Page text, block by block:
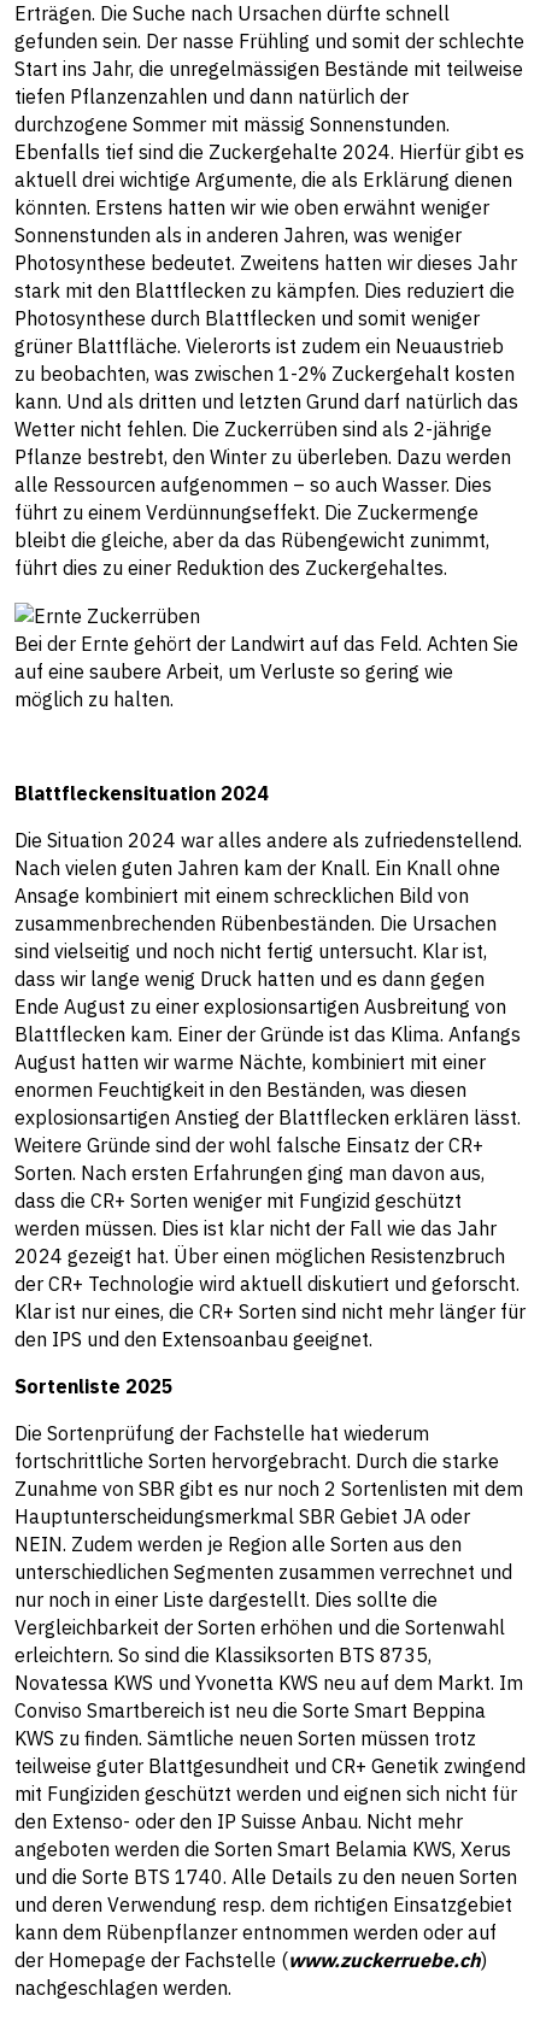
Erträgen. Die Suche nach Ursachen dürfte schnell
gefunden sein. Der nasse Frühling und somit der schlechte
Start ins Jahr, die unregelmässigen Bestände mit teilweise
tiefen Pflanzenzahlen und dann natürlich der
durchzogene Sommer mit mässig Sonnenstunden.
Ebenfalls tief sind die Zuckergehalte 2024. Hierfür gibt es
aktuell drei wichtige Argumente, die als Erklärung dienen
könnten. Erstens hatten wir wie oben erwähnt weniger
Sonnenstunden als in anderen Jahren, was weniger
Photosynthese bedeutet. Zweitens hatten wir dieses Jahr
stark mit den Blattflecken zu kämpfen. Dies reduziert die
Photosynthese durch Blattflecken und somit weniger
grüner Blattfläche. Vielerorts ist zudem ein Neuaustrieb
zu beobachten, was zwischen 1-2% Zuckergehalt kosten
kann. Und als dritten und letzten Grund darf natürlich das
Wetter nicht fehlen. Die Zuckerrüben sind als 2-jährige
Pflanze bestrebt, den Winter zu überleben. Dazu werden
alle Ressourcen aufgenommen – so auch Wasser. Dies
führt zu einem Verdünnungseffekt. Die Zuckermenge
bleibt die gleiche, aber da das Rübengewicht zunimmt,
führt dies zu einer Reduktion des Zuckergehaltes.
Bei der Ernte gehört der Landwirt auf das Feld. Achten Sie
auf eine saubere Arbeit, um Verluste so gering wie
möglich zu halten.
Blattfleckensituation 2024
Die Situation 2024 war alles andere als zufriedenstellend.
Nach vielen guten Jahren kam der Knall. Ein Knall ohne
Ansage kombiniert mit einem schrecklichen Bild von
zusammenbrechenden Rübenbeständen. Die Ursachen
sind vielseitig und noch nicht fertig untersucht. Klar ist,
dass wir lange wenig Druck hatten und es dann gegen
Ende August zu einer explosionsartigen Ausbreitung von
Blattflecken kam. Einer der Gründe ist das Klima. Anfangs
August hatten wir warme Nächte, kombiniert mit einer
enormen Feuchtigkeit in den Beständen, was diesen
explosionsartigen Anstieg der Blattflecken erklären lässt.
Weitere Gründe sind der wohl falsche Einsatz der CR+
Sorten. Nach ersten Erfahrungen ging man davon aus,
dass die CR+ Sorten weniger mit Fungizid geschützt
werden müssen. Dies ist klar nicht der Fall wie das Jahr
2024 gezeigt hat. Über einen möglichen Resistenzbruch
der CR+ Technologie wird aktuell diskutiert und geforscht.
Klar ist nur eines, die CR+ Sorten sind nicht mehr länger für
den IPS und den Extensoanbau geeignet.
Sortenliste 2025
Die Sortenprüfung der Fachstelle hat wiederum
fortschrittliche Sorten hervorgebracht. Durch die starke
Zunahme von SBR gibt es nur noch 2 Sortenlisten mit dem
Hauptunterscheidungsmerkmal SBR Gebiet JA oder
NEIN. Zudem werden je Region alle Sorten aus den
unterschiedlichen Segmenten zusammen verrechnet und
nur noch in einer Liste dargestellt. Dies sollte die
Vergleichbarkeit der Sorten erhöhen und die Sortenwahl
erleichtern. So sind die Klassiksorten BTS 8735,
Novatessa KWS und Yvonetta KWS neu auf dem Markt. Im
Conviso Smartbereich ist neu die Sorte Smart Beppina
KWS zu finden. Sämtliche neuen Sorten müssen trotz
teilweise guter Blattgesundheit und CR+ Genetik zwingend
mit Fungiziden geschützt werden und eignen sich nicht für
den Extenso- oder den IP Suisse Anbau. Nicht mehr
angeboten werden die Sorten Smart Belamia KWS, Xerus
und die Sorte BTS 1740. Alle Details zu den neuen Sorten
und deren Verwendung resp. dem richtigen Einsatzgebiet
kann dem Rübenpflanzer entnommen werden oder auf
der Homepage der Fachstelle (www.zuckerruebe.ch)
nachgeschlagen werden.